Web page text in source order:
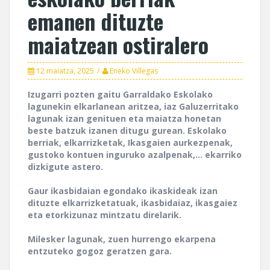
emanen dituzte
maiatzean ostiralero
12 maiatza, 2025 Eneko Villegas
Izugarri pozten gaitu Garraldako Eskolako
lagunekin elkarlanean aritzea, iaz Galuzerritako
lagunak izan genituen eta maiatza honetan
beste batzuk izanen ditugu gurean. Eskolako
berriak, elkarrizketak, Ikasgaien aurkezpenak,
gustoko kontuen inguruko azalpenak,… ekarriko
dizkigute astero.
Gaur ikasbidaian egondako ikaskideak izan
dituzte elkarrizketatuak, ikasbidaiaz, ikasgaiez
eta etorkizunaz mintzatu direlarik.
Milesker lagunak, zuen hurrengo ekarpena
entzuteko gogoz geratzen gara.